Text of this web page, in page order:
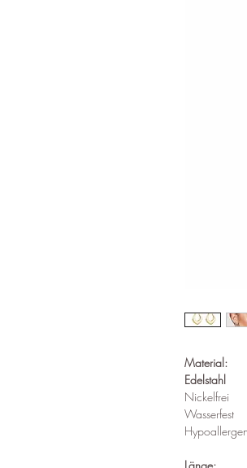
Material:
Edelstahl
Nickelfrei
Wasserfest
Hypoallergen